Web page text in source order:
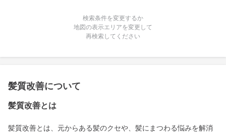
検索条件を変更するか
地図の表示エリアを変更して
再検索してください
髪質改善について
髪質改善とは
髪質改善とは、元からある髪のクセや、髪にまつわる悩みを解消